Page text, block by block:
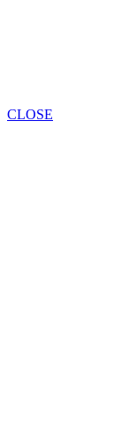
CLOSE